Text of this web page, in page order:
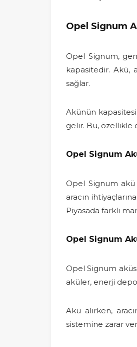
Opel Signum
Opel Signum,
kapasitedir. Akü,
sağlar.
Akünün
gelir. Bu, özellikle
Opel Signum
Opel Signum
aracın
Piyasada farklı
Opel Signum
Opel Signum
aküler, enerji
Akü alırken,
sistemine zarar